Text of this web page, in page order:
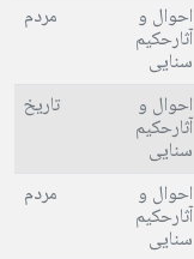
احوال و
آثارحکیم
سنایی
مردم
احوال و
آثارحکیم
سنایی
تاریخ
احوال و
آثارحکیم
سنایی
مردم